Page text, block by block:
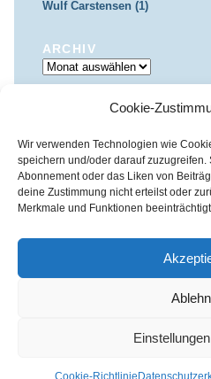
Cookie-
Wir verwenden Technologien wie
speichern und/oder darauf
Abonnement oder das Liken von
deine Zustimmung nicht erteilst oder
Merkmale und Funktionen
Cookie-Richtlinie
Wulf Carstensen (1)
ARCHIV
Archiv
IMPRESSUM &
Datenschutz
Kirchenkreis Essen | Referat für
Haus der Evangelischen Kirche
Impressum|
Fon 0201 / 22 05-221 | Fax